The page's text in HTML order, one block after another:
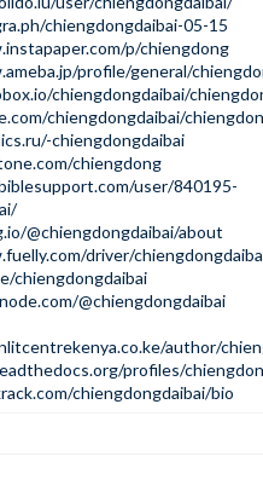
chiengdongdaibai-05-15
p/chiengdong
profile/general/
chiengdongdaibai/
chiengdongdaibai/
chiengdongdaibai
chiengdong
user/840195-
@chiengdongdaibai/about
driver/
chiengdongdaibai
@chiengdongdaibai
author/
profiles/
chiengdongdaibai/bio